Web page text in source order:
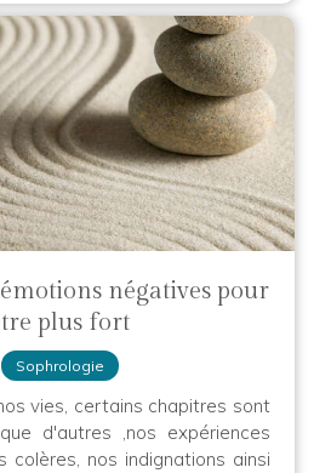
négatives pour
plus fort
Sophrologie
vies, certains chapitres sont
d'autres ,nos expériences
colères, nos indignations ainsi